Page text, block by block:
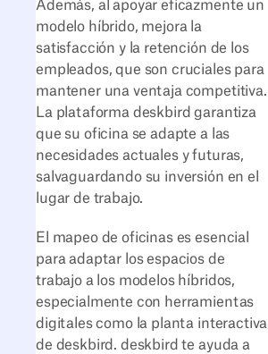
Además, al apoyar eficazmente un
modelo híbrido, mejora la
satisfacción y la retención de los
empleados, que son cruciales para
mantener una ventaja competitiva.
La plataforma deskbird garantiza
que su oficina se adapte a las
necesidades actuales y futuras,
salvaguardando su inversión en el
lugar de trabajo.
El mapeo de oficinas es esencial
para adaptar los espacios de
trabajo a los modelos híbridos,
especialmente con herramientas
digitales como la planta interactiva
de deskbird. deskbird te ayuda a